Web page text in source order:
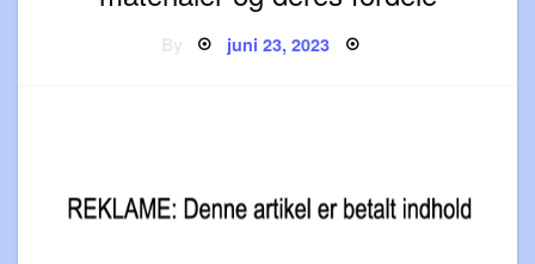
Posted
on
juni 23, 2023